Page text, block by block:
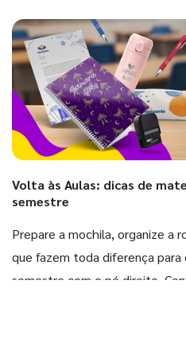
Volta às Aulas: dicas de
semestre
Prepare a mochila, organize a
que fazem toda diferença para
semestre com o pé direito.